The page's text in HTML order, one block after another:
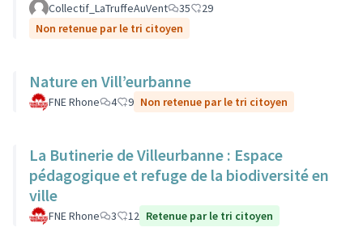
Collectif_LaTruffeAuVent 35
29
Non retenue par le tri citoyen
Nature en Vill’eurbanne
FNE Rhone 4 9 Non retenue par le tri citoyen
La Butinerie de Villeurbanne : Espace
pédagogique et refuge de la biodiversité en
ville
FNE Rhone 3 12 Retenue par le tri citoyen